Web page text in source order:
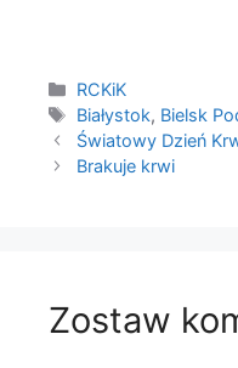
Kategorie
RCKiK
Tagi
Białystok, Bielsk
Światowy Dzień
Brakuje krwi
Zostaw